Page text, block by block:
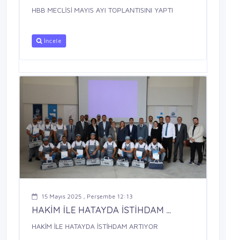
HBB MECLİSİ MAYIS AYI TOPLANTISINI YAPTI
İncele
15 Mayıs 2025 , Perşembe 12:13
HAKİM İLE HATAYDA İSTİHDAM ...
HAKİM İLE HATAYDA İSTİHDAM ARTIYOR